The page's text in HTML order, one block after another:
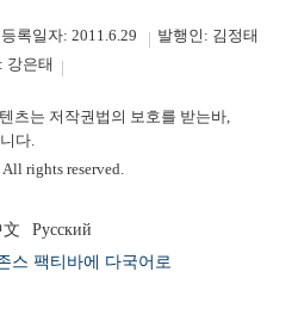
등록일자: 2011.6.29
발행인: 김정태
강은태
츠는 저작권법의 보호를 받는바,
다.
rights reserved.
文
Русский
스 팩티바에 다국어로